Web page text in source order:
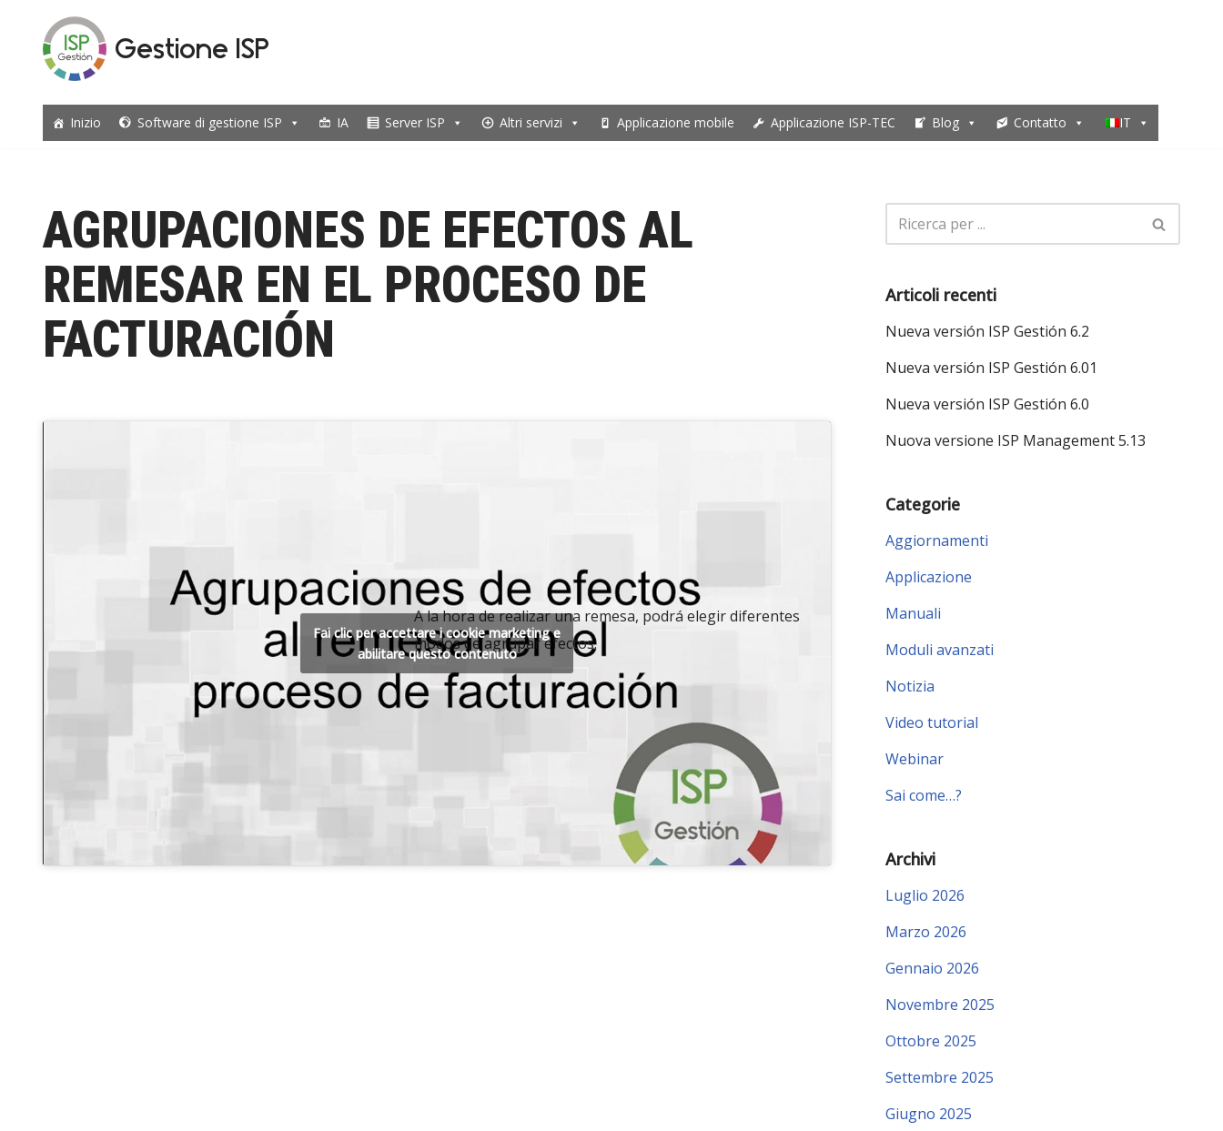
contenuto
Gestione ISP
Inizio Software di gestione ISP IA Server ISP Altri servizi Applicazione mobile Applicazione ISP-TEC Blog Contatto IT
AGRUPACIONES DE EFECTOS AL
REMESAR EN EL PROCESO DE
FACTURACIÓN
A la hora de realizar una remesa, podrá elegir diferentes
modos de agrupar efectos.
Fai clic per accettare i cookie marketing e
abilitare questo contenuto
Articoli recenti
Nueva versión ISP Gestión 6.2
Nueva versión ISP Gestión 6.01
Nueva versión ISP Gestión 6.0
Nuova versione ISP Management 5.13
Categorie
Aggiornamenti
Applicazione
Manuali
Moduli avanzati
Notizia
Video tutorial
Webinar
Sai come…?
Archivi
Luglio 2026
Marzo 2026
Gennaio 2026
Novembre 2025
Ottobre 2025
Settembre 2025
Giugno 2025